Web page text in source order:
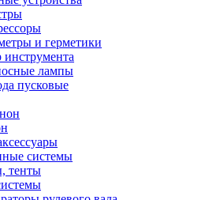
и герметики
инструмента
лампы
пусковые
системы
тенты